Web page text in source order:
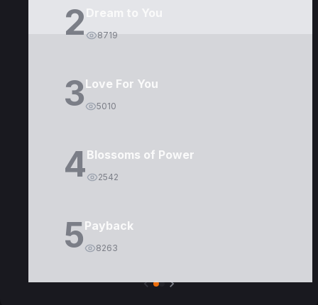
2 8719
3Love For You
5010
4Blossoms of Power
2542
5Payback
8263